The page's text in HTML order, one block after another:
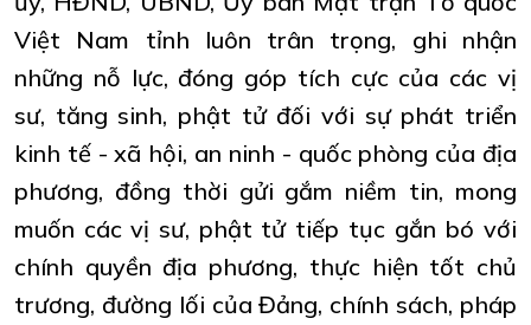
Việt Nam tỉnh luôn trân trọng, ghi nhận
những nỗ lực, đóng góp tích cực của các vị
sư, tăng sinh, phật tử đối với sự phát triển
kinh tế - xã hội, an ninh - quốc phòng của địa
phương, đồng thời gửi gắm niềm tin, mong
muốn các vị sư, phật tử tiếp tục gắn bó với
chính quyền địa phương, thực hiện tốt chủ
trương, đường lối của Đảng, chính sách, pháp